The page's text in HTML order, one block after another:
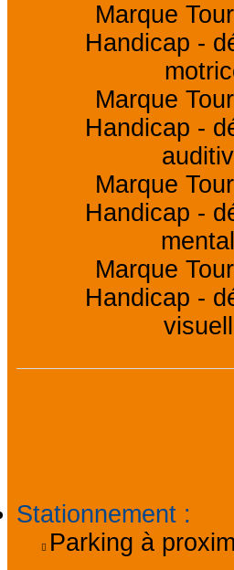
Marque
Handicap -
Marque
Handicap -
Marque
Handicap -
Marque
Handicap -
Stationnement :
Parking à